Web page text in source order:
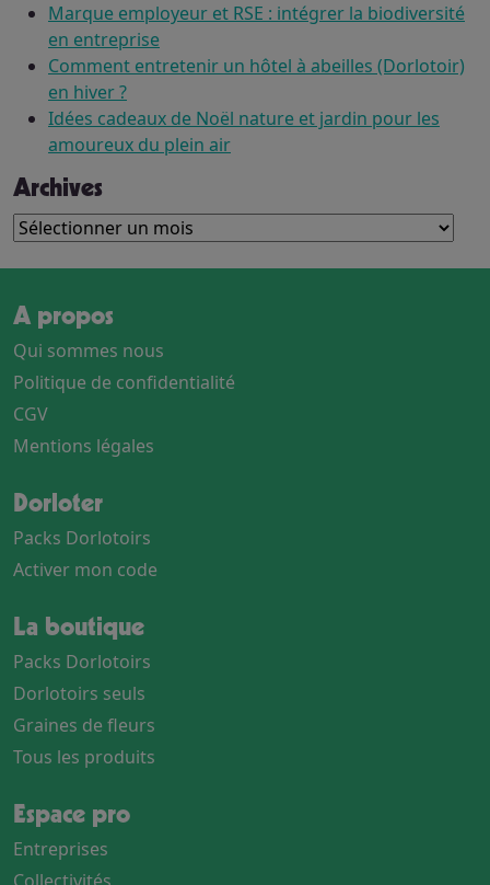
Marque employeur et RSE : intégrer la biodiversité
en entreprise
Comment entretenir un hôtel à abeilles (Dorlotoir)
en hiver ?
Idées cadeaux de Noël nature et jardin pour les
amoureux du plein air
Archives
Archives
A propos
Qui sommes nous
Politique de confidentialité
CGV
Mentions légales
Dorloter
Packs Dorlotoirs
Activer mon code
La boutique
Packs Dorlotoirs
Dorlotoirs seuls
Graines de fleurs
Tous les produits
Espace pro
Entreprises